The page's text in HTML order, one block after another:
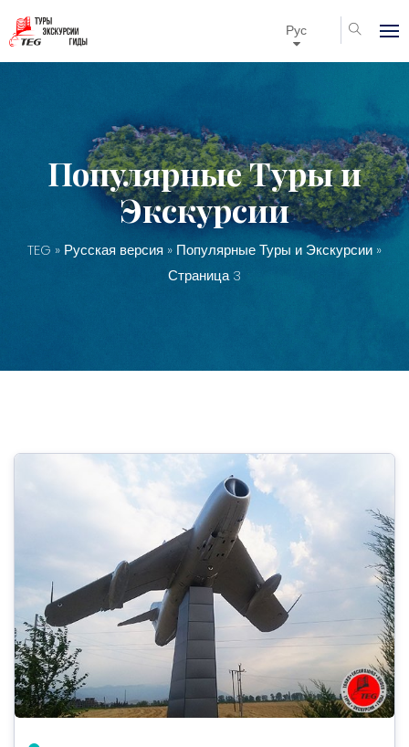
Рус
Популярные Туры и
Экскурсии
TEG » Русская версия » Популярные Туры и Экскурсии »
Страница 3